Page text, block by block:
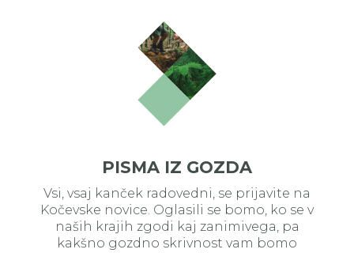
PISMA IZ GOZDA
Vsi, vsaj kanček radovedni, se prijavite na
Kočevske novice. Oglasili se bomo, ko se v
naših krajih zgodi kaj zanimivega, pa
kakšno gozdno skrivnost vam bomo